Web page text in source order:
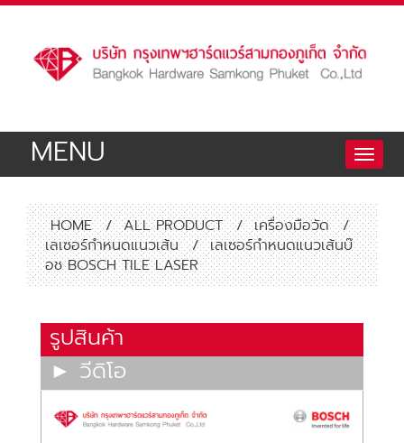
Toggle
MENU
HOME / ALL PRODUCT / เครื่องมือวัด
/
เลเซอร์กำหนดแนวเส้น
/ เลเซอร์กำหนดแนวเส้นบ๊
อช BOSCH TILE LASER
รูปสินค้า
► วีดิโอ